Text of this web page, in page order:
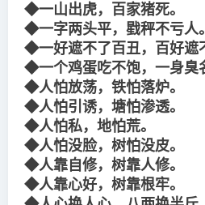
◆一山出虎，百家猪死。
◆一字两头平，戥秤不亏人。
◆一好遮不了百丑，百好遮
◆一个鸡蛋吃不饱，一身臭
◆人怕放荡，铁怕落炉。
◆人怕引诱，塘怕渗透。
◆人怕私，地怕荒。
◆人怕没脸，树怕没皮。
◆人靠自修，树靠人修。
◆人靠心好，树靠根牢。